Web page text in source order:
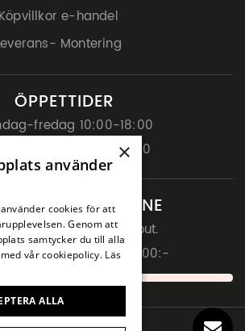
Köpvillkor e-handel
Montering
ÖPPETTIDER
fredag 10:00-18:00
söndag 11:00-15:00
ENKELT ONLINE
via Klarna Checkout.
inom Sverige över 5000:-
×
använder
cookies för att
Genom att
samtycker du till alla
vår cookiepolicy. Läs
ALLA